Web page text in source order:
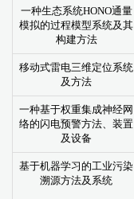
一种生态系统HONO通量
模拟的过程模型系统及其
构建方法
移动式雷电三维定位系统
及方法
一种基于权重集成神经网
络的闪电预警方法、装置
及设备
基于机器学习的工业污染
溯源方法及系统